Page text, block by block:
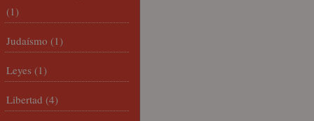
(1)
Judaísmo (1)
Leyes (1)
Libertad (4)